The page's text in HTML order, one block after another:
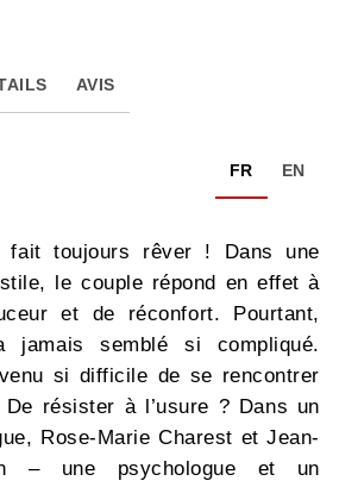
AVIS
FR EN
fait toujours rêver ! Dans une
le couple répond en effet à
et de réconfort. Pourtant,
jamais semblé si compliqué.
si difficile de se rencontrer
De résister à l’usure ? Dans un
Rose-Marie Charest et Jean-
– une psychologue et un